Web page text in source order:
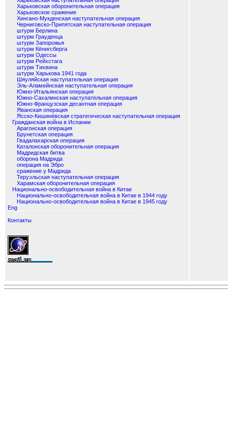
Харьковская оборонительная операция
Харьковское сражение
Хингано-Мукденская наступательная операция
Черниговско-Припятская наступательная операция
штурм Берлина
штурм Грауденца
штурм Запорожья
штурм Кёнигсберга
штурм Одессы
штурм Рейхстага
штурм Тихвина
штурм Харькова 1941 года
Шяуляйская наступательная операция
Эль-Аламейнская наступательная операция
Южно-Итальянская операция
Южно-Сахалинская наступательная операция
Южно-Французская десантная операция
Яванская операция
Ясско-Кишинёвская стратегическая наступательная операция
Гражданская война в Испании
Арагонская операция
Брунетская операция
Гвадалахарская операция
Каталонская оборонительная операция
Мадридская битва
оборона Мадрида
операция на Эбро
сражение у Мадрида
Теруэльская наступательная операция
Харамская оборонительная операция
Национально-освободительная война в Китае
Национально-освободительная война в Китае в 1944 году
Национально-освободительная война в Китае в 1945 году
Eng
Контакты